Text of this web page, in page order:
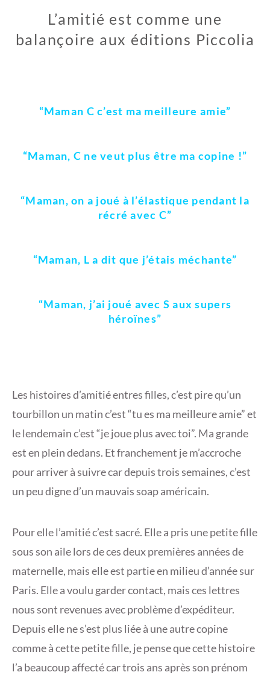
L’amitié est comme une
balançoire aux éditions Piccolia
“Maman C c’est ma meilleure amie”
“Maman, C ne veut plus être ma copine !”
“Maman, on a joué à l’élastique pendant la
récré avec C”
“Maman, L a dit que j’étais méchante”
“Maman, j’ai joué avec S aux supers
héroïnes”
Les histoires d’amitié entres filles, c’est pire qu’un
tourbillon un matin c’est “tu es ma meilleure amie” et
le lendemain c’est “je joue plus avec toi”. Ma grande
est en plein dedans. Et franchement je m’accroche
pour arriver à suivre car depuis trois semaines, c’est
un peu digne d’un mauvais soap américain.
Pour elle l’amitié c’est sacré. Elle a pris une petite fille
sous son aile lors de ces deux premières années de
maternelle, mais elle est partie en milieu d’année sur
Paris. Elle a voulu garder contact, mais ces lettres
nous sont revenues avec problème d’expéditeur.
Depuis elle ne s’est plus liée à une autre copine
comme à cette petite fille, je pense que cette histoire
l’a beaucoup affecté car trois ans après son prénom